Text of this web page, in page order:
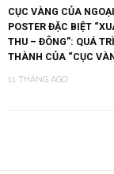
CỤC VÀNG CỦA
POSTER ĐẶC BIỆT
THU – ĐÔNG”: QUÁ
THÀNH CỦA “CỤC
11 THÁNG AGO